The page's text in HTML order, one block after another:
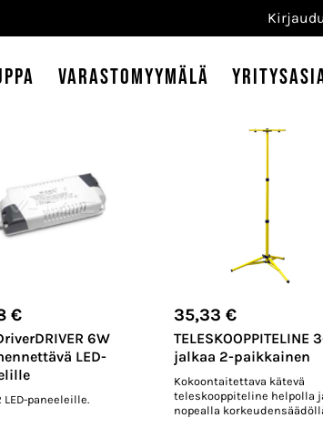
Varastomyymälä
€
6W
LED-
LED-paneeleille.
35,33 €
TELESKOOPPITELINE
jalkaa 2-paikkainen
Kokoontaitettava kätevä
teleskooppiteline helpolla
nopealla